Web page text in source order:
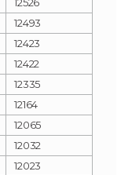
12493
12423
12422
12335
12164
12065
12032
12023